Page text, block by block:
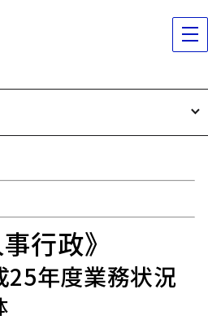
行政》
25年度業務状況